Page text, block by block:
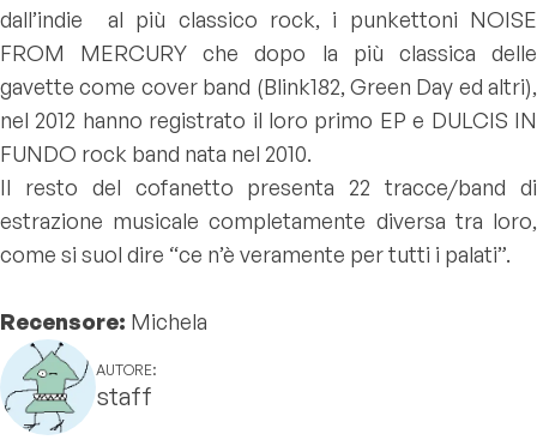
dall’indie al più classico rock, i punkettoni NOISE
FROM MERCURY che dopo la più classica delle
gavette come cover band (Blink182, Green Day ed altri),
nel 2012 hanno registrato il loro primo EP e DULCIS IN
FUNDO rock band nata nel 2010.
Il resto del cofanetto presenta 22 tracce/band di
estrazione musicale completamente diversa tra loro,
come si suol dire “ce n’è veramente per tutti i palati”.
Recensore: Michela
AUTORE:
staff